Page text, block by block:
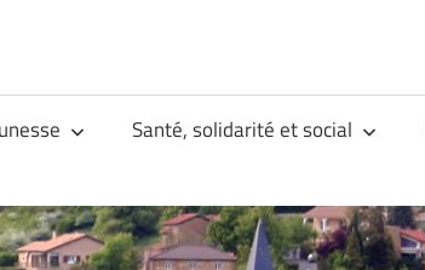
Santé, solidarité et social